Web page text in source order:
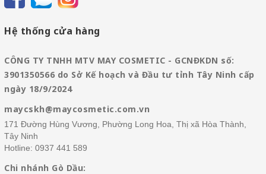
Hệ thống cửa hàng
CÔNG TY TNHH MTV MAY COSMETIC - GCNĐKDN số:
3901350566 do Sở Kế hoạch và Đầu tư tỉnh Tây Ninh cấp
ngày 18/9/2024
maycskh@maycosmetic.com.vn
171 Đường Hùng Vương, Phường Long Hoa, Thị xã Hòa Thành,
Tây Ninh
Hotline: 0937 441 589
Chi nhánh Gò Dầu: